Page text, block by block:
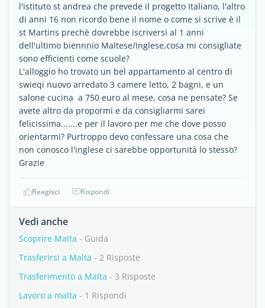
l'istituto st andrea che prevede il progetto Italiano, l'altro
di anni 16 non ricordo bene il nome o come si scrive è il
st Martins prechè dovrebbe iscriversi al 1 anni
dell'ultimo biennnio Maltese/Inglese,cosa mi consigliate
sono efficienti come scuole?
L'alloggio ho trovato un bel appartamento al centro di
swieqi nuovo arredato 3 camere letto, 2 bagni, e un
salone cucina a 750 euro al mese, cosa ne pensate? Se
avete altro da propormi e da consigliarmi sarei
felicissima.......e per il lavoro per me che dove posso
orientarmi? Purtroppo devo confessare una cosa che
non conosco l'inglese ci sarebbe opportunità lo stesso?
Grazie
Reagisci Rispondi
Vedi anche
Scoprire Malta - Guida
Trasferirsi a Malta - 2 Risposte
Trasferimento a Malta - 3 Risposte
Lavoro a malta - 1 Rispondi